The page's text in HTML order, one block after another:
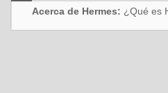
Acerca de Hermes: ¿Qué es